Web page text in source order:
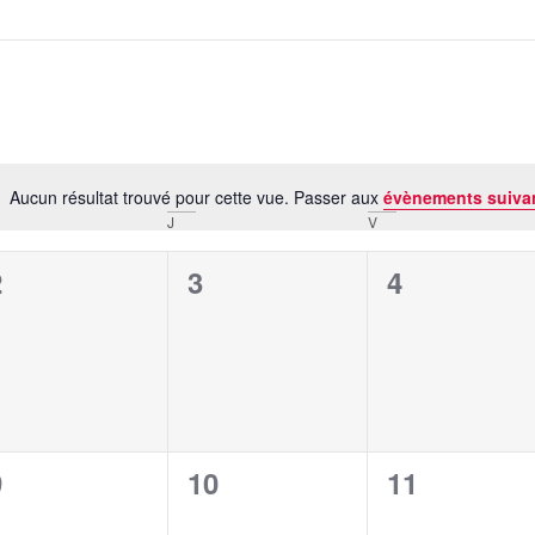
Notice
Aucun résultat trouvé pour cette vue. Passer aux évènements
J V
0
3
0
4
0
10
0
11